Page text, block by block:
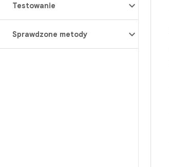
Testowanie
Sprawdzone metody